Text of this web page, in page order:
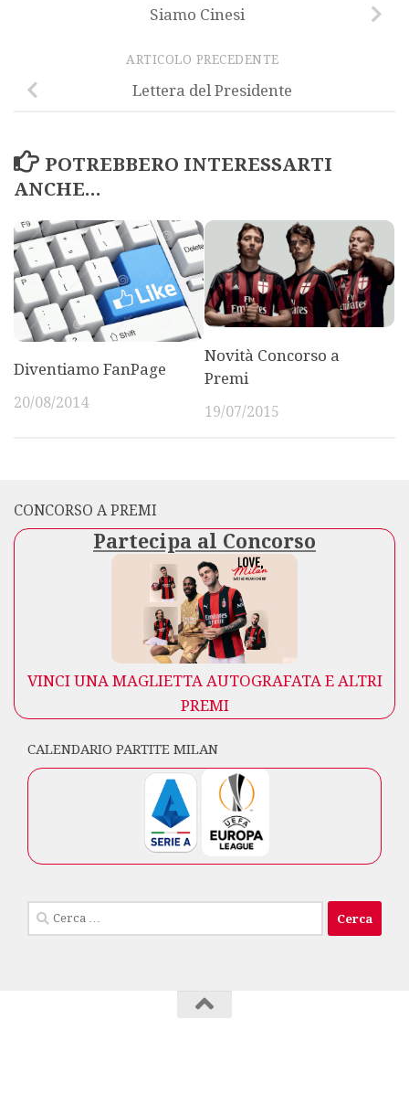
Siamo Cinesi
ARTICOLO PRECEDENTE
Lettera del Presidente
POTREBBERO INTERESSARTI
ANCHE...
Diventiamo FanPage
20/08/2014
Novità Concorso a
Premi
19/07/2015
CONCORSO A PREMI
Partecipa al Concorso
VINCI UNA MAGLIETTA AUTOGRAFATA E ALTRI
PREMI
CALENDARIO PARTITE MILAN
Ricerca
per: